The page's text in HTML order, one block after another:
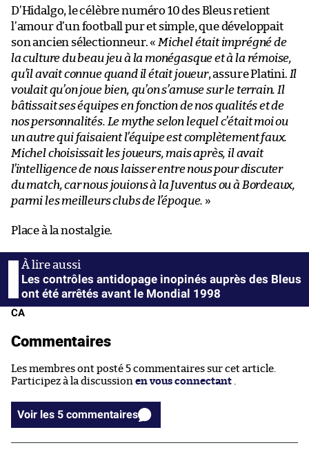
D’Hidalgo, le célèbre numéro 10 des Bleus retient
l’amour d’un football pur et simple, que développait
son ancien sélectionneur. « Michel était imprégné de
la culture du beau jeu à la monégasque et à la rémoise,
qu’il avait connue quand il était joueur, assure Platini. Il
voulait qu’on joue bien, qu’on s’amuse sur le terrain. Il
bâtissait ses équipes en fonction de nos qualités et de
nos personnalités. Le mythe selon lequel c’était moi ou
un autre qui faisaient l’équipe est complètement faux.
Michel choisissait les joueurs, mais après, il avait
l’intelligence de nous laisser entre nous pour discuter
du match, car nous jouions à la Juventus ou à Bordeaux,
parmi les meilleurs clubs de l’époque. »
Place à la nostalgie.
Les contrôles antidopage inopinés auprès des Bleus
ont été arrêtés avant le Mondial 1998
CA
Commentaires
Les membres ont posté 5 commentaires sur cet article.
Participez à la discussion en vous connectant
Voir les 5 commentaires